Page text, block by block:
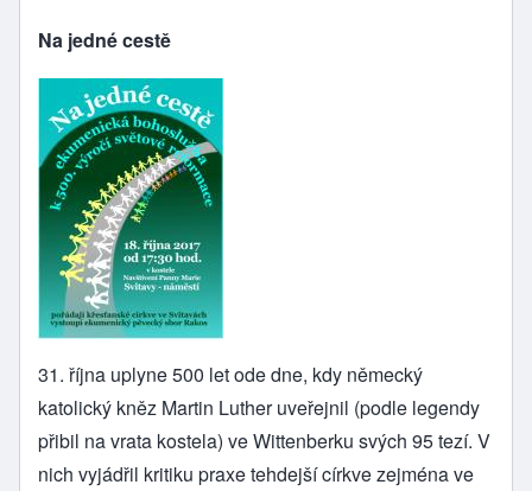
Na jedné cestě
31. října uplyne 500 let ode dne, kdy německý
katolický kněz Martin Luther uveřejnil (podle legendy
přibil na vrata kostela) ve Wittenberku svých 95 tezí. V
nich vyjádřil kritiku praxe tehdejší církve zejména ve